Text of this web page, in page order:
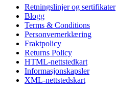
Retningslinjer og sertifikater
Blogg
Terms & Conditions
Personvernerklæring
Fraktpolicy
Returns Policy
HTML-nettstedkart
Informasjonskapsler
XML-nettstedskart